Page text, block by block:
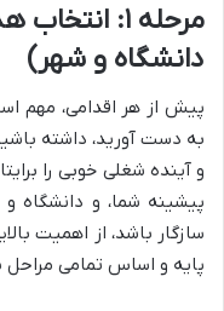
مرحله ۱:
دانشگاه و شهر)
پیش از هر اقدامی، مهم
به دست آورید، داشته
و آینده شغلی خوبی را
پیشینه شما، و دانشگاه
سازگار باشد، از اهمیت
پایه و اساس تمامی